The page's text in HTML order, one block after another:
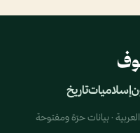
إسلامياتتاريخ
· بيانات حرّة ومفتوحة